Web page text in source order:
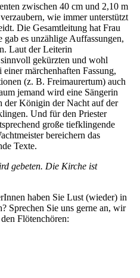
zwischen 40 cm und 2,10 m
wie immer unterstützt
Die Gesamtleitung hat Frau
es unzählige Auffassungen,
Laut der Leiterin
gekürzten und wohl
märchenhaften Fassung,
(z. B. Freimaurertum) auch
jemand wird eine Sängerin
der Königin der Nacht auf der
Und für den Priester
große tiefklingende
bereichern das
Texte.
gebeten. Die Kirche ist
haben Sie Lust (wieder) in
Sprechen Sie uns gerne an, wir
Flötenchören: